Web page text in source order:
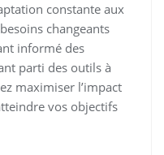
constante aux
changeants
informé des
parti des outils à
maximiser l’impact
vos objectifs